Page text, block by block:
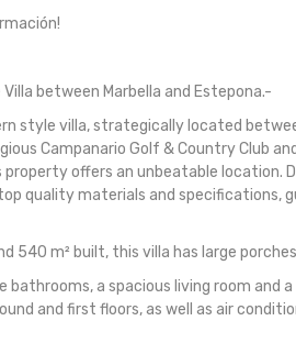
between Marbella and Estepona.-
style villa, strategically located
Campanario Golf & Country Club
offers an unbeatable location.
quality materials and specifications,
540 m² built, this villa has large
bathrooms, a spacious living room and
and first floors, as well as air